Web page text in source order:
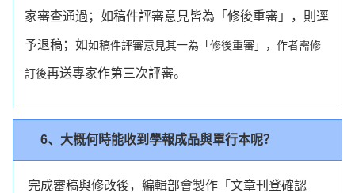
家審查通過；如稿件評審意見皆為「修後重審」，則逕
予退稿；如如稿件評審意見其一為「修後重審」，作者需修
訂後再送專家作第三次評審。
6、大概何時能收到學報成品與單行本呢？
完成審稿與修改後，編輯部會製作「文章刊登確認